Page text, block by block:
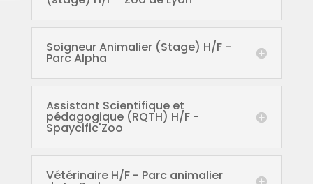
Soigneur Animalier (Stage) H/F -
Parc Alpha
Assistant Scientifique et
pédagogique (RQTH) H/F -
Spaycific'Zoo
Vétérinaire H/F - Parc animalier